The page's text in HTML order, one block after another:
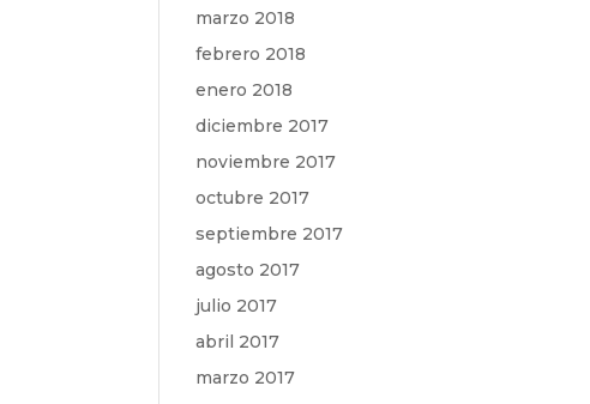
marzo 2018
febrero 2018
enero 2018
diciembre 2017
noviembre 2017
octubre 2017
septiembre 2017
agosto 2017
julio 2017
abril 2017
marzo 2017